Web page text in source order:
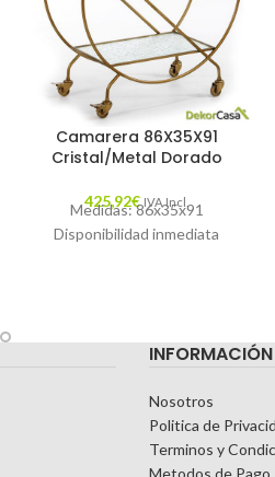
Camarera 86X35X91
Cristal/Metal Dorado
425,92€ IVA Incl.
Medidas: 86x35x91
Disponibilidad inmediata
INFORMACIÓN
Nosotros
Politica de
Terminos y
Metodos de Pago